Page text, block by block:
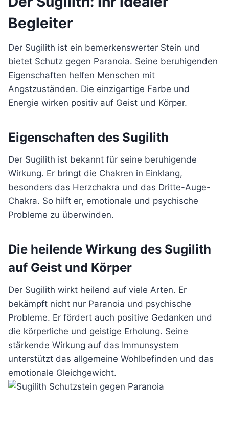
Begleiter
Der Sugilith ist ein bemerkenswerter Stein und
bietet Schutz gegen Paranoia. Seine beruhigenden
Eigenschaften helfen Menschen mit
Angstzuständen. Die einzigartige Farbe und
Energie wirken positiv auf Geist und Körper.
Eigenschaften des Sugilith
Der Sugilith ist bekannt für seine beruhigende
Wirkung. Er bringt die Chakren in Einklang,
besonders das Herzchakra und das Dritte-Auge-
Chakra. So hilft er, emotionale und psychische
Probleme zu überwinden.
Die heilende Wirkung des Sugilith
auf Geist und Körper
Der Sugilith wirkt heilend auf viele Arten. Er
bekämpft nicht nur Paranoia und psychische
Probleme. Er fördert auch positive Gedanken und
die körperliche und geistige Erholung. Seine
stärkende Wirkung auf das Immunsystem
unterstützt das allgemeine Wohlbefinden und das
emotionale Gleichgewicht.